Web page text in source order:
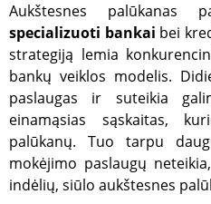
Aukštesnes palūkanas
specializuoti bankai bei
strategiją lemia
bankų veiklos modelis.
paslaugas ir suteikia
einamąsias sąskaitas,
palūkanų. Tuo tarpu
mokėjimo paslaugų
indėlių, siūlo aukštesnes
Šie slapukai yra būtini,
t.y. kad Jūs galėtumėte
slapukų juostą negalėsite